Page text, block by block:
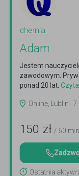
chemia
Adam
Jestem
zawodowym.
ponad 20 lat.
Online, Lublin i
150 zł / 60 min
Ostatnia